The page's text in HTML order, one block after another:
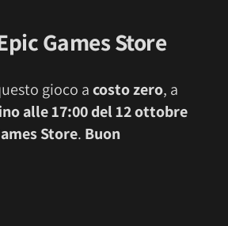
Games Store
gioco acosto zero, a
alle 17:00 del 12 ottobre
Store. Buon